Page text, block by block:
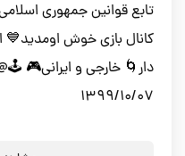
کانال بازی خوش اومدید💙
1399/10/07